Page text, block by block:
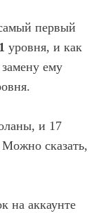
первый
уровня, и как
ему
и 17
Можно сказать,
на аккаунте